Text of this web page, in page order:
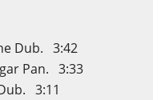
Dub. 3:42
Pan. 3:33
3:11